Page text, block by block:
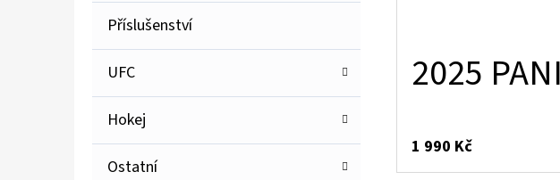
Příslušenství
UFC
Hokej
Ostatní
2025
1 990 Kč